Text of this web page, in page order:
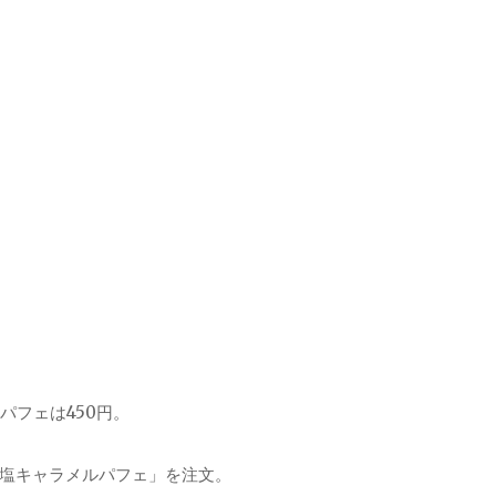
フェは450円。
キャラメルパフェ」を注文。